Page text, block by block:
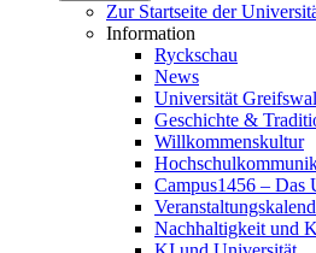
Zur Startseite der
Information
Ryckschau
News
Universität
Geschichte &
Willkommenskultur
Campus1456 – Das
Nachhaltigkeit und